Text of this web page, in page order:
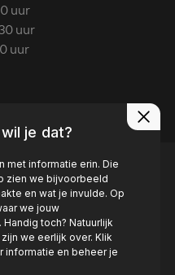
uur
uur
uur
je dat?
met informatie erin. Die
zien we bijvoorbeeld
en wat je invulde. Op
we jouw
toch? Natuurlijk
we eerlijk over. Klik
informatie en beheer je